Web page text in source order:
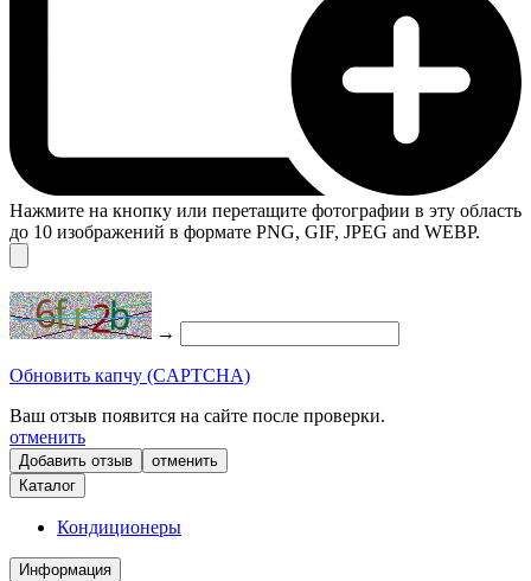
Нажмите на кнопку или перетащите фотографии в эту область
до 10 изображений в формате PNG, GIF, JPEG and WEBP.
→
Обновить капчу (CAPTCHA)
Ваш отзыв появится на сайте после проверки.
отменить
отменить
Каталог
Кондиционеры
Информация